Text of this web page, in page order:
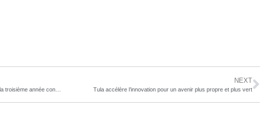
NEXT
Tula accélère l’innovation pour un avenir plus propre et plus vert